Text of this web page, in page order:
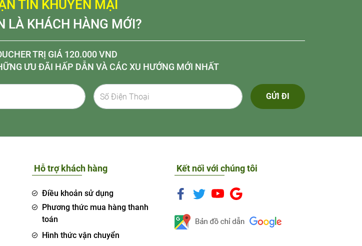
TIN KHUYẾN MẠI
LÀ KHÁCH HÀNG MỚI?
TRỊ GIÁ 120.000 VND
ƯU ĐÃI HẤP DẪN VÀ CÁC XU HƯỚNG MỚI NHẤT
GỬI ĐI
Hỗ trợ khách hàng
Điều khoản sử dụng
Phương thức mua hàng thanh
toán
Hình thức vận chuyển
Kết nối với chúng tôi